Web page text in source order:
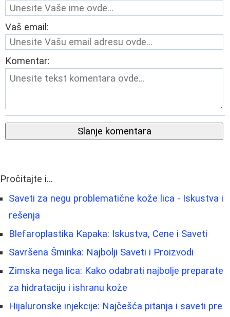
Vaš email:
Komentar:
Slanje komentara
Pročitajte i...
Saveti za negu problematične kože lica - Iskustva i
rešenja
Blefaroplastika Kapaka: Iskustva, Cene i Saveti
Savršena Šminka: Najbolji Saveti i Proizvodi
Zimska nega lica: Kako odabrati najbolje preparate
za hidrataciju i ishranu kože
Hijaluronske injekcije: Najčešća pitanja i saveti pre